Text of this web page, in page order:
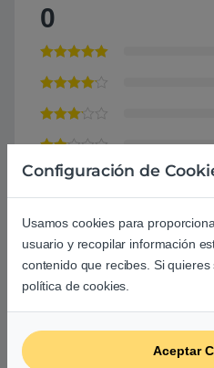
0
Debes acceder para publicar
Configuración de
Usamos cookies para
usuario y recopilar información
contenido que recibes. Si
política de cookies.
Aceptar